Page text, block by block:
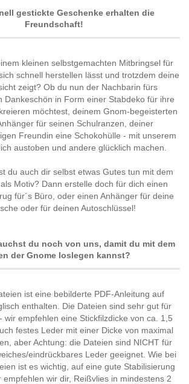
gestickte Geschenke erhalten die
Freundschaft!
kleinen selbstgemachten Mitbringsel für
schnell herstellen lässt und trotzdem deine
zeigt? Ob du nun der Nachbarin fürs
Dankeschön in Form einer Stabdeko für ihre
möchtest, deinem Gnom-begeisterten
für seinen Schulranzen, deiner
Freundin eine Schokohülle - mit unserem
austoben und andere glücklich machen.
du auch dir selbst etwas Gutes tun mit dem
Motiv? Dann erstelle doch für dich einen
für´s Büro, oder einen Anhänger für deine
oder für deinen Autoschlüssel!
du noch von uns, damit du mit dem
der Gnome loslegen kannst?
ist eine bebilderte PDF-Anleitung auf
enthalten. Die Dateien sind sehr gut für
wir empfehlen eine Stickfilzdicke von ca. 1,5
festes Leder mit einer Dicke von maximal
aber Achtung: die Dateien sind NICHT für
eindrückbares Leder geeignet. Wie bei
ist es wichtig, auf eine gute Stabilisierung
wir dir, Reißvlies in mindestens 2